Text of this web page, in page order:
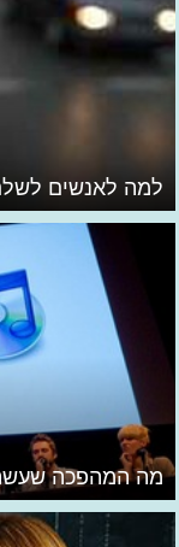
למה לאנשים
מה המהפכה